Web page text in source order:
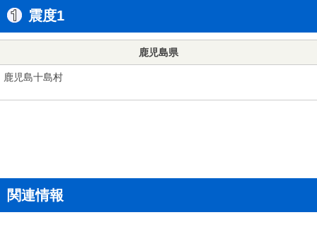
震度1
鹿児島県
鹿児島十島村
関連情報